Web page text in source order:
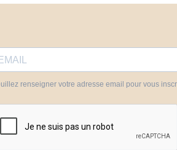
renseigner votre adresse email pour vous